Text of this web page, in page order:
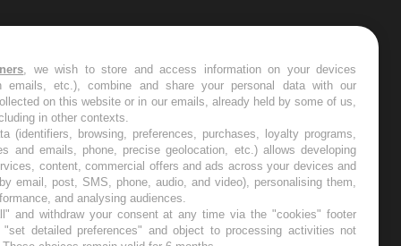
les semaines les meilleures
, we wish to store and access information on your devices
emails, etc.), combine and share your personal data with our
on this website or in our emails, already held by some of us,
in other contexts.
(identifiers, browsing, preferences, purchases, loyalty programs,
and emails, phone, precise geolocation, etc.) allows developing
content, commercial offers and ads across your devices and
email, post, SMS, phone, audio, and video), personalising them,
and analysing audiences.
and withdraw your consent at any time via the "cookies" footer
detailed preferences" and object to processing activities not